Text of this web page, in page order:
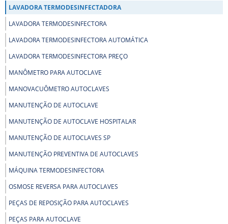
LAVADORA TERMODESINFECTADORA
LAVADORA TERMODESINFECTORA
LAVADORA TERMODESINFECTORA AUTOMÁTICA
LAVADORA TERMODESINFECTORA PREÇO
MANÔMETRO PARA AUTOCLAVE
MANOVACUÔMETRO AUTOCLAVES
MANUTENÇÃO DE AUTOCLAVE
MANUTENÇÃO DE AUTOCLAVE HOSPITALAR
MANUTENÇÃO DE AUTOCLAVES SP
MANUTENÇÃO PREVENTIVA DE AUTOCLAVES
MÁQUINA TERMODESINFECTORA
OSMOSE REVERSA PARA AUTOCLAVES
PEÇAS DE REPOSIÇÃO PARA AUTOCLAVES
PEÇAS PARA AUTOCLAVE